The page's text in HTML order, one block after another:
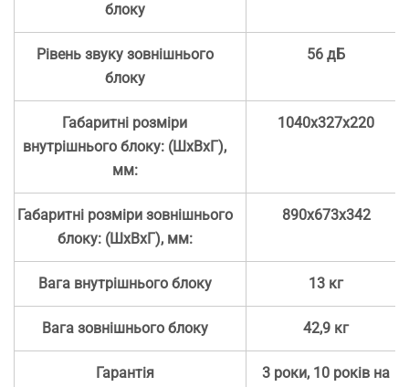
блоку
Рівень звуку зовнішнього
блоку
56 дБ
Габаритні розміри
внутрішнього блоку: (ШхВхГ),
мм:
1040x327x220
Габаритні розміри зовнішнього
блоку: (ШхВхГ), мм:
890x673x342
Вага внутрішнього блоку 13 кг
Вага зовнішнього блоку 42,9 кг
Гарантія
3 роки, 10 років на